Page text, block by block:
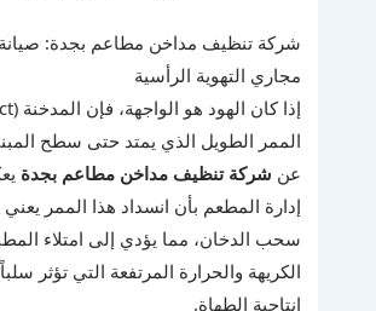
شركة تنظيف مداخن مطاعم بجدة: صيانة
مجاري التهوية الرأسية
الممر الطويل الذي يمتد حتى سطح
عن شركة تنظيف مداخن مطاعم بجدة
إدارة المطعم بأن انسداد هذا الممر
سحب الدخان، مما يؤدي إلى امتلاء
الكريهة والحرارة المرتفعة التي تؤثر
إنتاجية الطهاة.